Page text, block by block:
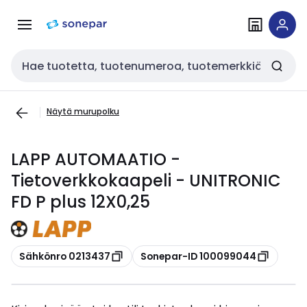
navigointiinsisältöön
Haku
Näytä murupolku
LAPP AUTOMAATIO -
Tietoverkkokaapeli - UNITRONIC
FD P plus 12X0,25
Kopioi
Sähkönro 0213437 Kopioi
Sonepar-ID 100099044